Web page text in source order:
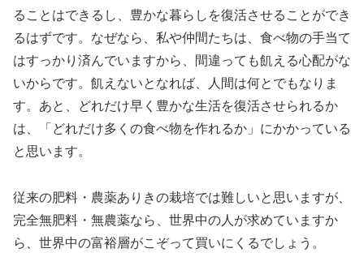
ることはできるし、豊かな暮らしを復活させることができ
るはずです。なぜなら、私や仲間たちは、食べ物の手当て
はすっかり済んでいますから、間違っても飢える心配がな
いからです。飢えないとなれば、人間は何とでもなりま
す。あと、どれだけ早く豊かな生活を復活させられるか
は、「どれだけ多くの食べ物を作れるか」にかかっている
と思います。
従来の肥料・農薬ありきの栽培では難しいと思いますが、
完全無肥料・無農薬なら、世界中の人が求めていますか
ら、世界中の富裕層がこぞって買いにくるでしょう。